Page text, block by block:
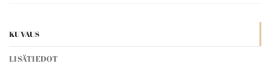
KUVAUS
LISÄTIEDOT